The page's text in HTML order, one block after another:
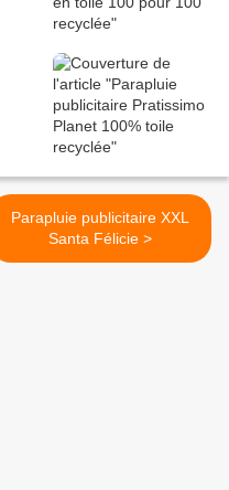
Parapluie publicitaire XXL
Santa Félicie >